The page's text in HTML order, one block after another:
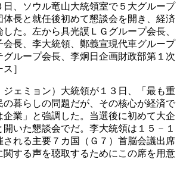
日、ソウル竜山大統領室で５大グループ
長と就任後初めて懇談会を開き、経済
た。左から具光謨ＬＧグループ会長、
会長、李大統領、鄭義宣現代車グループ
ループ会長、李炯日企画財政部第１次
］
ジェミョン）大統領が１３日、「最も重
の暮らしの問題だが、その核心が経済で
企業」と強調した。当選後に初めて大企
いた懇談会でだ。李大統領は１５－１
される主要７カ国（Ｇ７）首脳会議出席
関する声を聴取するためにこの席を用意